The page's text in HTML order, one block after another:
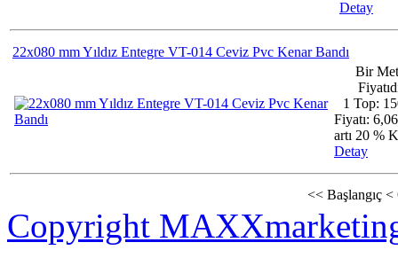
Detay
22x080 mm Yıldız Entegre VT-014 Ceviz Pvc Kenar Bandı
Bir
1 Top:
Fiyatı:
artı 20 %
Detay
<< Başlangıç <
Copyright